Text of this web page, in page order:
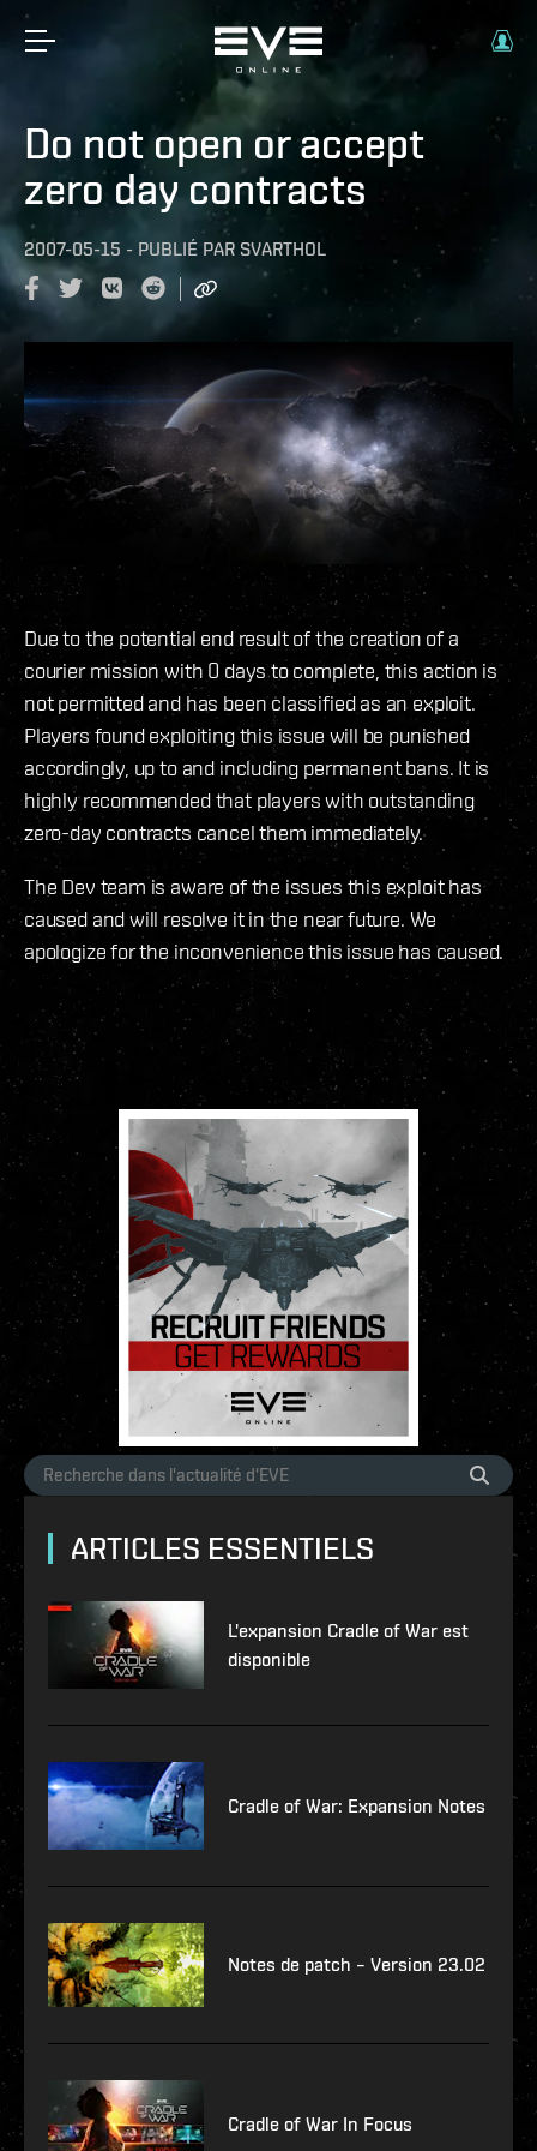
Do not open or accept
zero day contracts
2007-05-15 - PUBLIÉ PAR SVARTHOL
Due to the potential end result of the creation of a
courier mission with 0 days to complete, this action is
not permitted and has been classified as an exploit.
Players found exploiting this issue will be punished
accordingly, up to and including permanent bans. It is
highly recommended that players with outstanding
zero-day contracts cancel them immediately.
The Dev team is aware of the issues this exploit has
caused and will resolve it in the near future. We
apologize for the inconvenience this issue has caused.
ARTICLES ESSENTIELS
L'expansion Cradle of War est
disponible
Cradle of War: Expansion Notes
Notes de patch – Version 23.02
Cradle of War In Focus